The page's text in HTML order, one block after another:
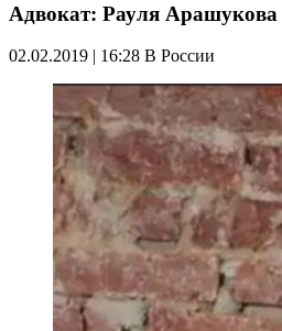
Адвокат: Рауля
02.02.2019 | 16:28 В России